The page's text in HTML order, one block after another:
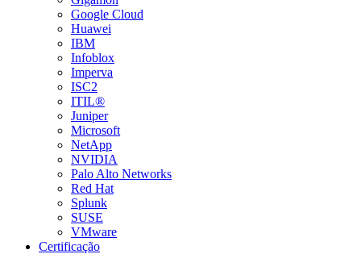
Google Cloud
Huawei
IBM
Infoblox
Imperva
ISC2
ITIL®
Juniper
Microsoft
NetApp
NVIDIA
Palo Alto Networks
Red Hat
Splunk
SUSE
VMware
Certificação